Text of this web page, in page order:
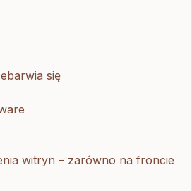
się
witryn – zarówno na froncie